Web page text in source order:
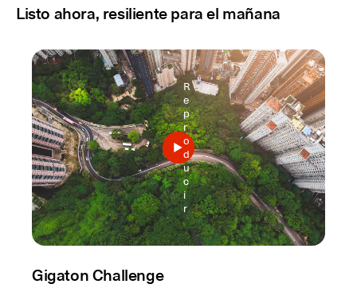
Listo ahora, resiliente para el mañana
R
e
p
r
o
d
u
c
i
r
Gigaton Challenge